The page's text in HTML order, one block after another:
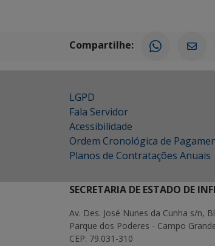
Compartilhe:
LGPD
Fala Servidor
Acessibilidade
Ordem Cronológica de
Planos de Contratações Anuais
SECRETARIA DE ESTADO DE
Av. Des. José Nunes da Cunha s/n,
Parque dos Poderes - Campo
CEP: 79.031-310